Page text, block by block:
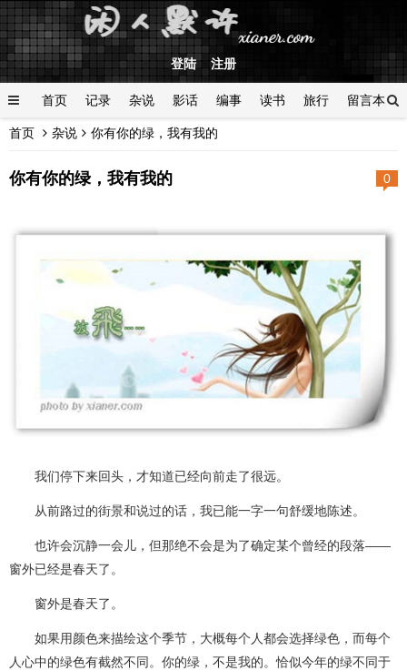
登陆 注册
首页 记录 杂说 影话 编事 读书 旅行 留言本
登陆
首页 杂说 你有你的绿，我有我的
0
你有你的绿，我有我的
我们停下来回头，才知道已经向前走了很远。
从前路过的街景和说过的话，我已能一字一句舒缓地陈述。
也许会沉静一会儿，但那绝不会是为了确定某个曾经的段落——
窗外已经是春天了。
窗外是春天了。
如果用颜色来描绘这个季节，大概每个人都会选择绿色，而每个
人心中的绿色有截然不同。你的绿，不是我的。恰似今年的绿不同于